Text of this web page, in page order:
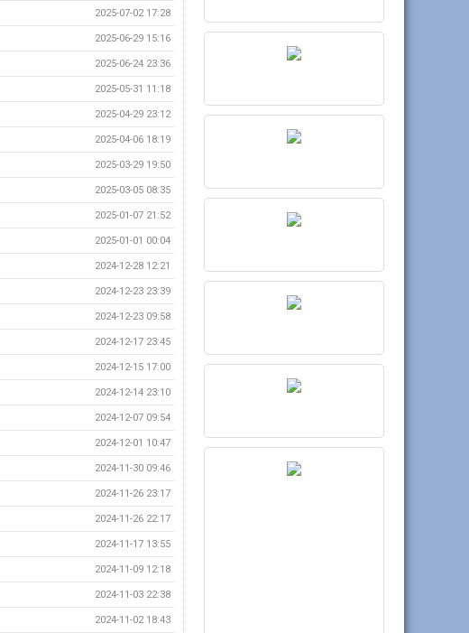
2025-07-02 17:28
2025-06-29 15:16
2025-06-24 23:36
2025-05-31 11:18
2025-04-29 23:12
2025-04-06 18:19
2025-03-29 19:50
2025-03-05 08:35
2025-01-07 21:52
2025-01-01 00:04
2024-12-28 12:21
2024-12-23 23:39
2024-12-23 09:58
2024-12-17 23:45
2024-12-15 17:00
2024-12-14 23:10
2024-12-07 09:54
2024-12-01 10:47
2024-11-30 09:46
2024-11-26 23:17
2024-11-26 22:17
2024-11-17 13:55
2024-11-09 12:18
2024-11-03 22:38
2024-11-02 18:43